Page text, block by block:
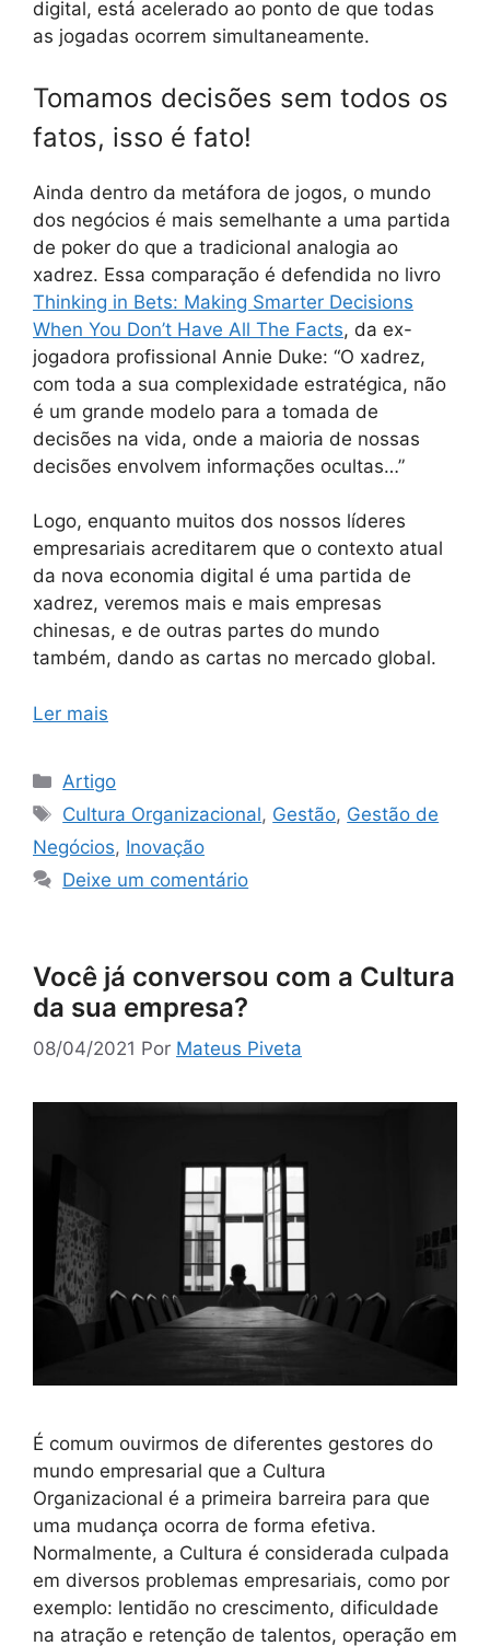
digital, está acelerado ao ponto de que todas
as jogadas ocorrem simultaneamente.
Tomamos decisões sem todos os
fatos, isso é fato!
Ainda dentro da metáfora de jogos, o mundo
dos negócios é mais semelhante a uma partida
de poker do que a tradicional analogia ao
xadrez. Essa comparação é defendida no livro
Thinking in Bets: Making Smarter Decisions
When You Don’t Have All The Facts, da ex-
jogadora profissional Annie Duke: “O xadrez,
com toda a sua complexidade estratégica, não
é um grande modelo para a tomada de
decisões na vida, onde a maioria de nossas
decisões envolvem informações ocultas…”
Logo, enquanto muitos dos nossos líderes
empresariais acreditarem que o contexto atual
da nova economia digital é uma partida de
xadrez, veremos mais e mais empresas
chinesas, e de outras partes do mundo
também, dando as cartas no mercado global.
Ler mais
Artigo
Cultura Organizacional, Gestão, Gestão de
Negócios, Inovação
Deixe um comentário
Você já conversou com a Cultura
da sua empresa?
08/04/2021 Por Mateus Piveta
É comum ouvirmos de diferentes gestores do
mundo empresarial que a Cultura
Organizacional é a primeira barreira para que
uma mudança ocorra de forma efetiva.
Normalmente, a Cultura é considerada culpada
em diversos problemas empresariais, como por
exemplo: lentidão no crescimento, dificuldade
na atração e retenção de talentos, operação em